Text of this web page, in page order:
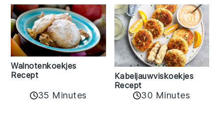
Walnotenkoekjes
Recept
35 Minutes
Kabeljauwviskoekjes
Recept
30 Minutes